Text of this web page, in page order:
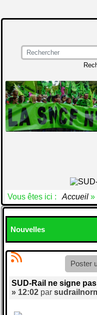
Vous êtes ici : Accueil »
Nouvelles
Poster
SUD-Rail ne signe
» 12:02par